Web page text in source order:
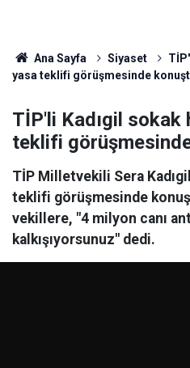
Ana Sayfa Siyaset
yasa teklifi görüşmesinde
TİP'li Kadıgil sokak
teklifi
TİP Milletvekili Sera
teklifi görüşmesinde
vekillere, "4 milyon canı
kalkışıyorsunuz" dedi.